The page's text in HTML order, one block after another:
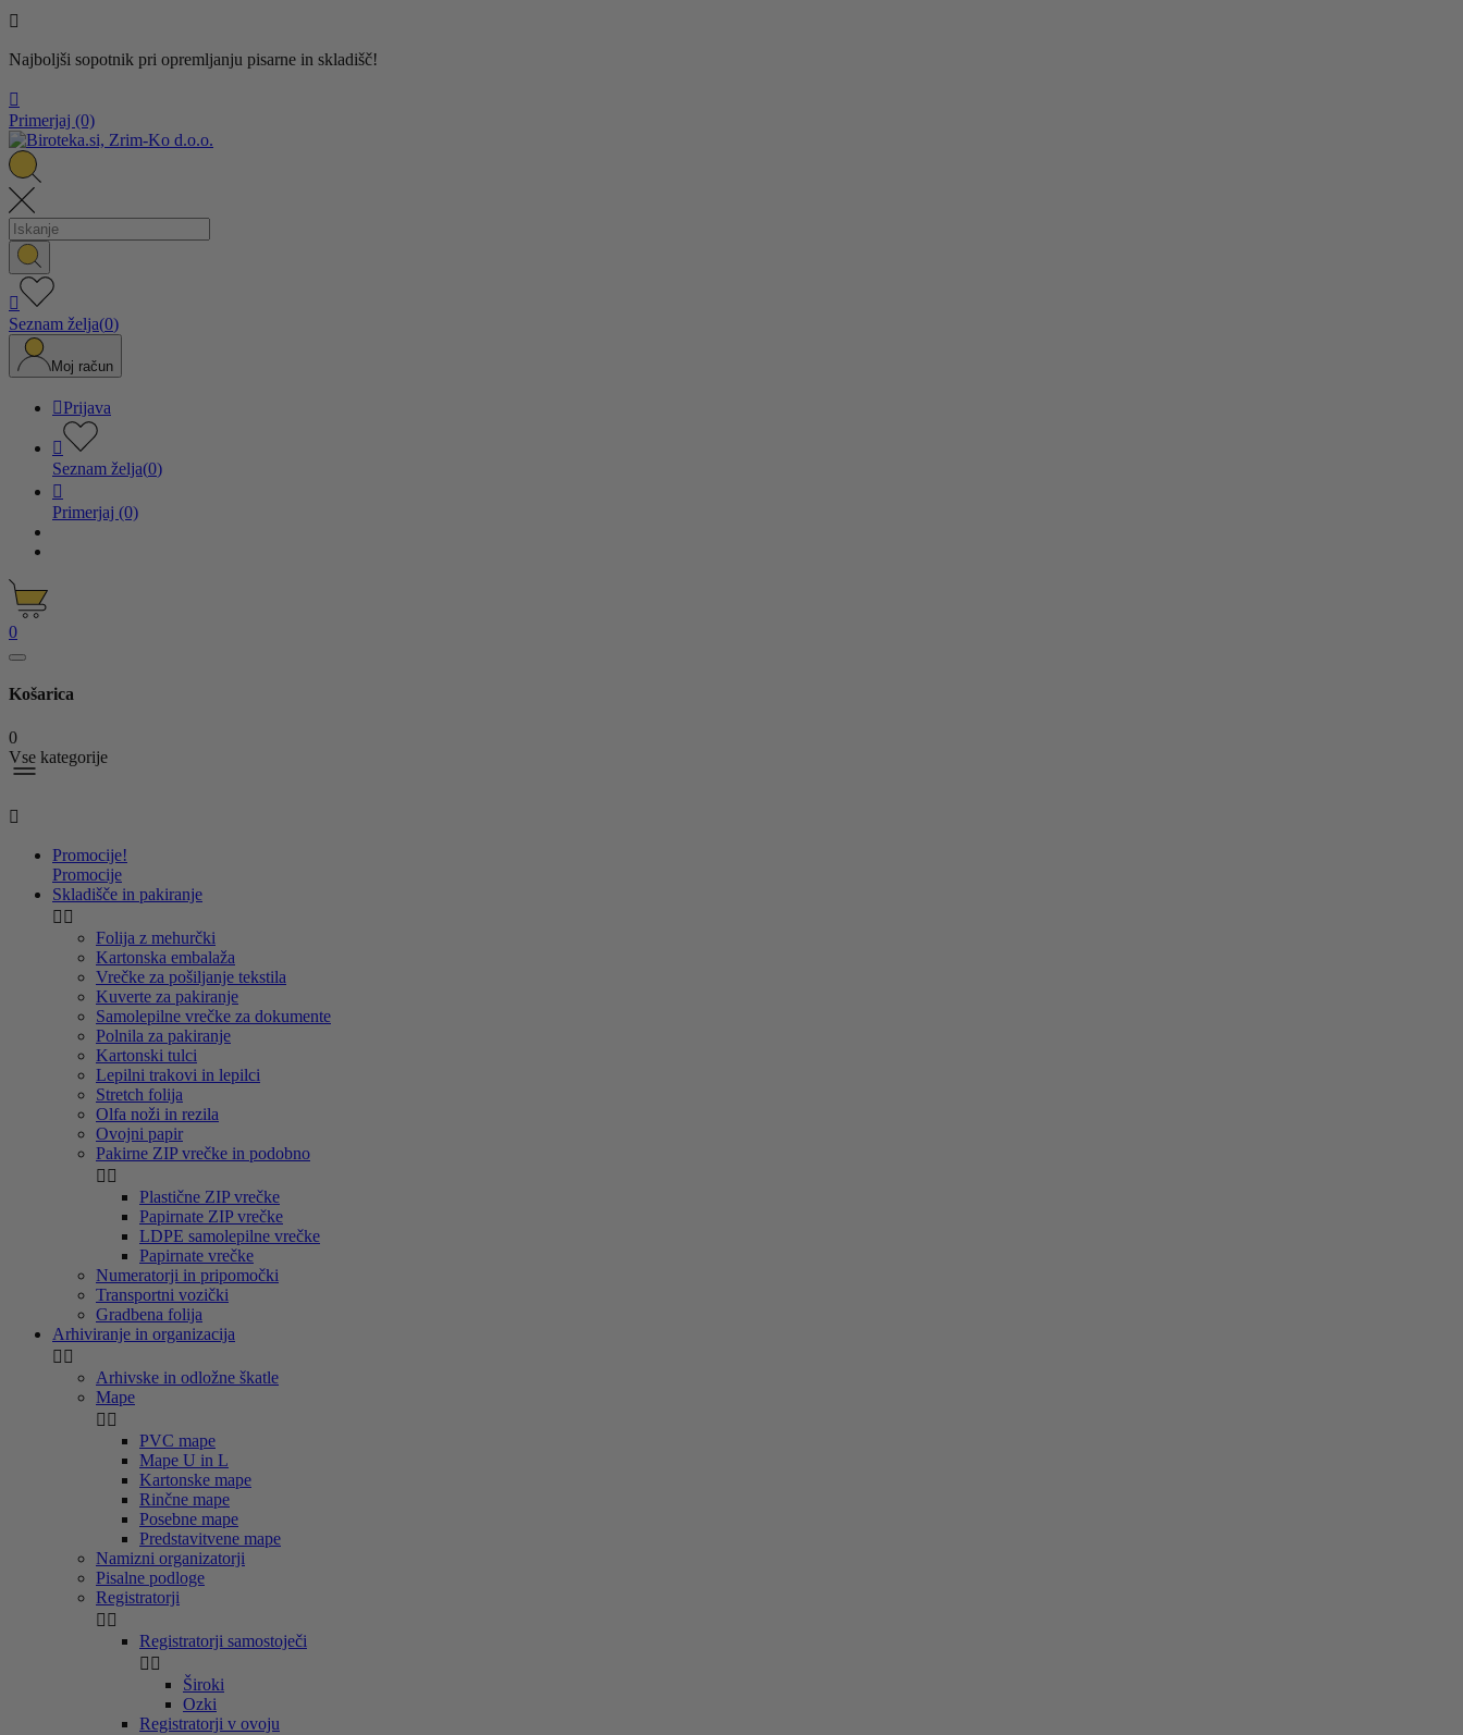

Najboljši sopotnik pri opremljanju pisarne in skladišč!

Primerjaj (0)

Seznam želja(0)
Moj račun
Prijava

Seznam želja(0)

Primerjaj (0)
0
Košarica
0
Vse kategorije

Promocije!
Promocije
Skladišče in pakiranje
 
Folija z mehurčki
Kartonska embalaža
Vrečke za pošiljanje tekstila
Kuverte za pakiranje
Samolepilne vrečke za dokumente
Polnila za pakiranje
Kartonski tulci
Lepilni trakovi in lepilci
Stretch folija
Olfa noži in rezila
Ovojni papir
Pakirne ZIP vrečke in podobno
 
Plastične ZIP vrečke
Papirnate ZIP vrečke
LDPE samolepilne vrečke
Papirnate vrečke
Numeratorji in pripomočki
Transportni vozički
Gradbena folija
Arhiviranje in organizacija
 
Arhivske in odložne škatle
Mape
 
PVC mape
Mape U in L
Kartonske mape
Rinčne mape
Posebne mape
Predstavitvene mape
Namizni organizatorji
Pisalne podloge
Registratorji
 
Registratorji samostoječi
 
Široki
Ozki
Registratorji v ovoju